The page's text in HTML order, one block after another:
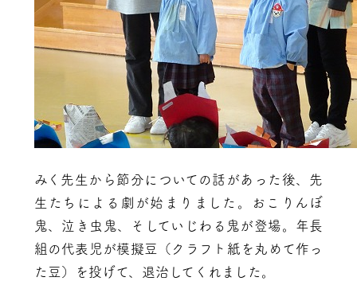
みく先生から節分についての話があった後、先
生たちによる劇が始まりました。おこりんぼ
鬼、泣き虫鬼、そしていじわる鬼が登場。年長
組の代表児が模擬豆（クラフト紙を丸めて作っ
た豆）を投げて、退治してくれました。